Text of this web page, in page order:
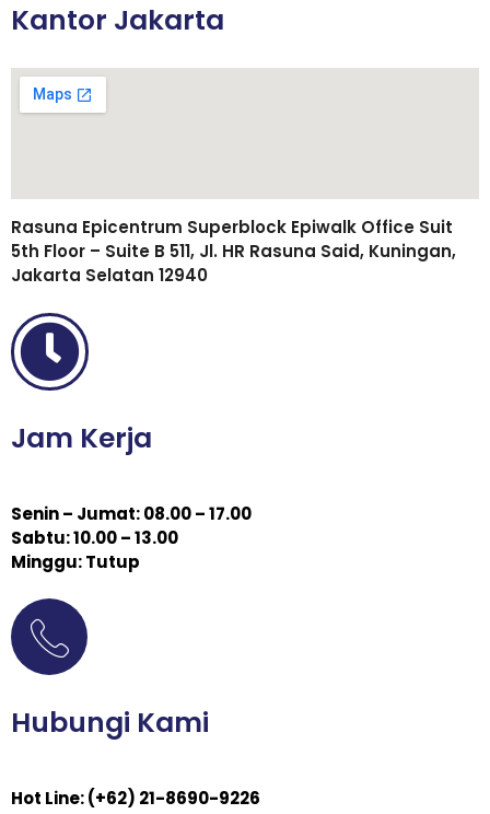
Kantor Jakarta
Rasuna Epicentrum Superblock Epiwalk Office Suit
5th Floor – Suite B 511, Jl. HR Rasuna Said, Kuningan,
Jakarta Selatan 12940
Jam Kerja
Senin – Jumat: 08.00 – 17.00
Sabtu: 10.00 – 13.00
Minggu: Tutup
Hubungi Kami
Hot Line: (+62) 21-8690-9226